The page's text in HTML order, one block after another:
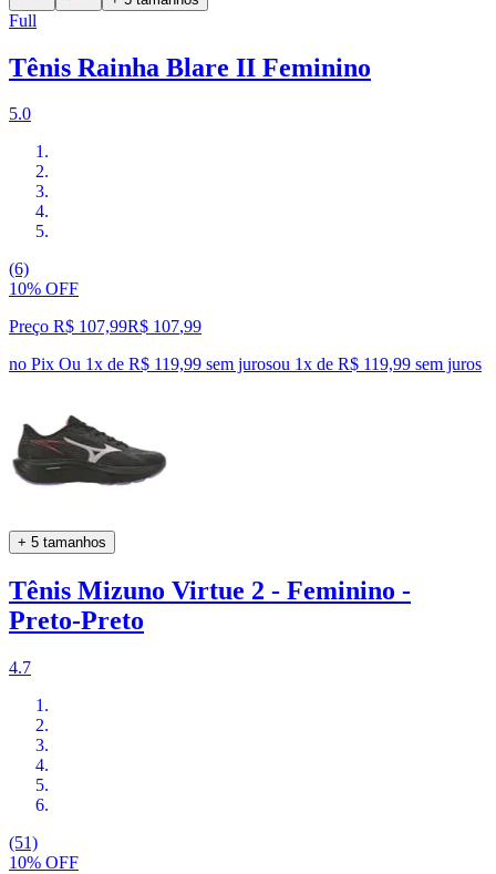
Full
Tênis Rainha Blare II Feminino
5.0
(6)
10% OFF
Preço R$ 107,99R$ 107,99
no Pix Ou 1x de R$ 119,99 sem jurosou 1x de R$ 119,99 sem juros
+ 5 tamanhos
Tênis Mizuno Virtue 2 - Feminino -
Preto-Preto
4.7
(51)
10% OFF